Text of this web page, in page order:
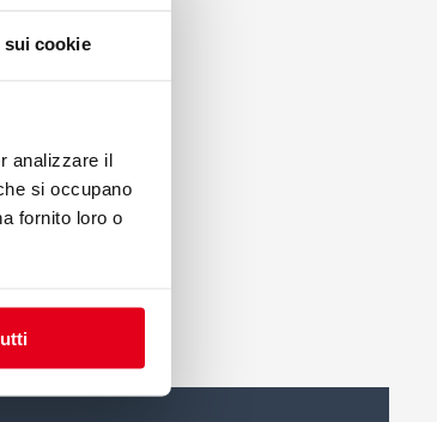
cookie
analizzare il
si occupano
fornito loro o